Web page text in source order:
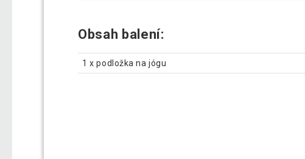
Obsah balení:
1 x podložka na jógu